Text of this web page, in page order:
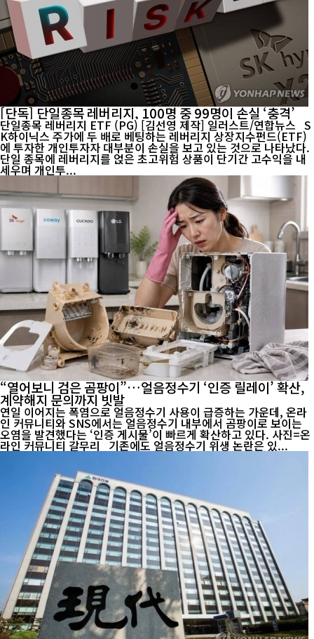
[단독] 단일종목 레버리지, 100명 중 99명이 손실 ‘충격’
단일종목 레버리지 ETF (PG) [김선영 제작] 일러스트/연합뉴스 S
K하이닉스 주가에 두 배로 베팅하는 레버리지 상장지수펀드(ETF)
에 투자한 개인투자자 대부분이 손실을 보고 있는 것으로 나타났다.
단일 종목에 레버리지를 얹은 초고위험 상품이 단기간 고수익을 내
세우며 개인투...
“열어보니 검은 곰팡이”…얼음정수기 ‘인증 릴레이’ 확산,
계약해지 문의까지 빗발
연일 이어지는 폭염으로 얼음정수기 사용이 급증하는 가운데, 온라
인 커뮤니티와 SNS에서는 얼음정수기 내부에서 곰팡이로 보이는
오염을 발견했다는 ‘인증 게시물’이 빠르게 확산하고 있다. 사진=온
라인 커뮤니티 갈무리 기존에도 얼음정수기 위생 논란은 있...